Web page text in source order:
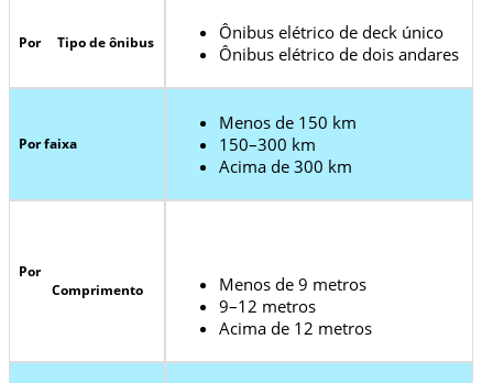
Por Tipo de ônibus
Ônibus elétrico de deck único
Ônibus elétrico de dois andares
Por faixa
Menos de 150 km
150–300 km
Acima de 300 km
Por
Comprimento
Menos de 9 metros
9–12 metros
Acima de 12 metros